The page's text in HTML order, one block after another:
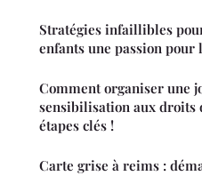
Stratégies infaillibles
enfants une passion pour
Comment organiser une
sensibilisation aux droits
étapes clés !
Carte grise à reims :